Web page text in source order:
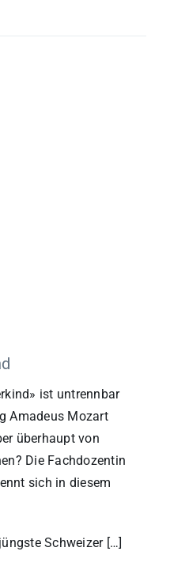
ist untrennbar
Amadeus Mozart
überhaupt von
Die Fachdozentin
sich in diesem
Schweizer […]